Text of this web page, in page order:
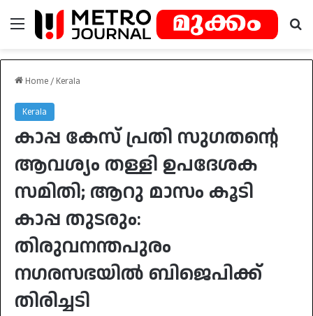
Menu
Home / Kerala
Kerala
കാപ്പ കേസ് പ്രതി സുഗതന്റെ
ആവശ്യം തള്ളി ഉപദേശക
സമിതി; ആറു മാസം കൂടി
കാപ്പ തുടരും:
തിരുവനന്തപുരം
നഗരസഭയിൽ ബിജെപിക്ക്
തിരിച്ചടി